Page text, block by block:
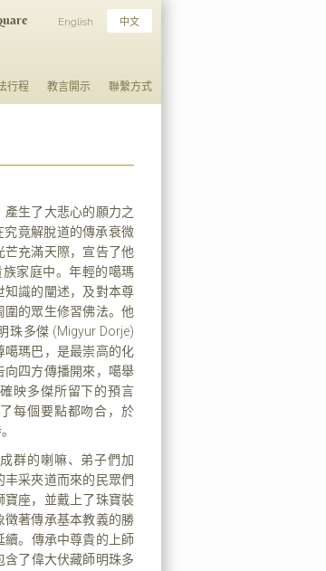
English 中文
行程 教言開示 聯繫方式
生了大悲心的願力之
竟解脫道的傳承衰微
充滿天際，宣告了他
家庭中。年輕的噶瑪
知識的闡述，及對本尊
的眾生修習佛法。他
珠多傑 (Migyur Dorje)
噶瑪巴，是最崇高的化
四方傳播開來，噶舉
映多傑所留下的預言
每個要點都吻合，於
群的喇嘛、弟子們加
采夾道而來的民眾們
座，並戴上了珠寶裝
著傳承基本教義的勝
。傳承中尊貴的上師
了偉大伏藏師明珠多